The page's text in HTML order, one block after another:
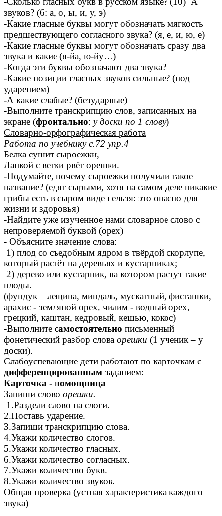
звуков? (6: а, о, ы, и, у, э)
-Какие гласные буквы могут обозначать мягкость
предшествующего согласного звука? (я, е, и, ю, е)
-Какие гласные буквы могут обозначать сразу два
звука и какие (я-йа, ю-йу…)
-Когда эти буквы обозначают два звука?
-Какие позиции гласных звуков сильные? (под
ударением)
-А какие слабые? (безударные)
-Выполните транскрипцию слов, записанных на
экране (фронтально: у доски по 1 слову)
Словарно-орфографическая работа
Работа по учебнику с.72 упр.4
Белка сушит сыроежки,
Лапкой с ветки рвёт орешки.
-Подумайте, почему сыроежки получили такое
название? (едят сырыми, хотя на самом деле никакие
грибы есть в сыром виде нельзя: это опасно для
жизни и здоровья)
-Найдите уже изученное нами словарное слово с
непроверяемой буквой (орех)
- Объясните значение слова:
1) плод со съедобным ядром в твёрдой скорлупе,
который растёт на деревьях и кустарниках;
2) дерево или кустарник, на котором растут такие
плоды.
(фундук – лещина, миндаль, мускатный, фисташки,
арахис - земляной орех, чилим - водный орех,
грецкий, каштан, кедровый, кешью, кокос)
-Выполните самостоятельно письменный
фонетический разбор слова орешки (1 ученик – у
доски).
Слабоуспевающие дети работают по карточкам с
дифференцированным заданием:
Карточка - помощница
Запиши слово орешки.
1.Раздели слово на слоги.
2.Поставь ударение.
3.Запиши транскрипцию слова.
4.Укажи количество слогов.
5.Укажи количество гласных.
6.Укажи количество согласных.
7.Укажи количество букв.
8.Укажи количество звуков.
Общая проверка (устная характеристика каждого
звука)